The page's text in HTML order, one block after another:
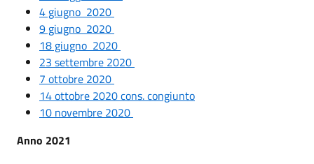
4 giugno 2020
9 giugno 2020
18 giugno 2020
23 settembre 2020
7 ottobre 2020
14 ottobre 2020 cons. congiunto
10 novembre 2020
Anno 2021